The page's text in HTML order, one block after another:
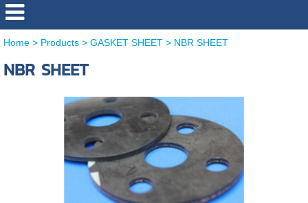
Home > Products> GASKET SHEET> NBR SHEET
NBR SHEET